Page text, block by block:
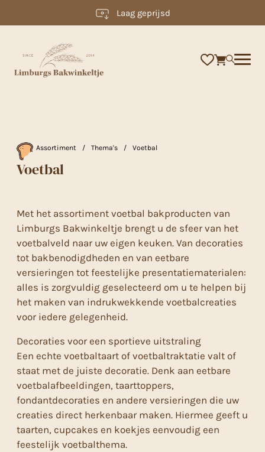
Laag geprijsd
Assortiment / Thema's / Voetbal
Voetbal
Met het assortiment voetbal bakproducten van
Limburgs Bakwinkeltje brengt u de sfeer van het
voetbalveld naar uw eigen keuken. Van decoraties
tot bakbenodigdheden en van eetbare
versieringen tot feestelijke presentatiematerialen:
alles is zorgvuldig geselecteerd om u te helpen bij
het maken van indrukwekkende voetbalcreaties
voor iedere gelegenheid.
Decoraties voor een sportieve uitstraling
Een echte voetbaltaart of voetbaltraktatie valt of
staat met de juiste decoratie. Denk aan eetbare
voetbalafbeeldingen, taarttoppers,
fondantdecoraties en andere versieringen die uw
creaties direct herkenbaar maken. Hiermee geeft u
taarten, cupcakes en koekjes eenvoudig een
feestelijk voetbalthema.